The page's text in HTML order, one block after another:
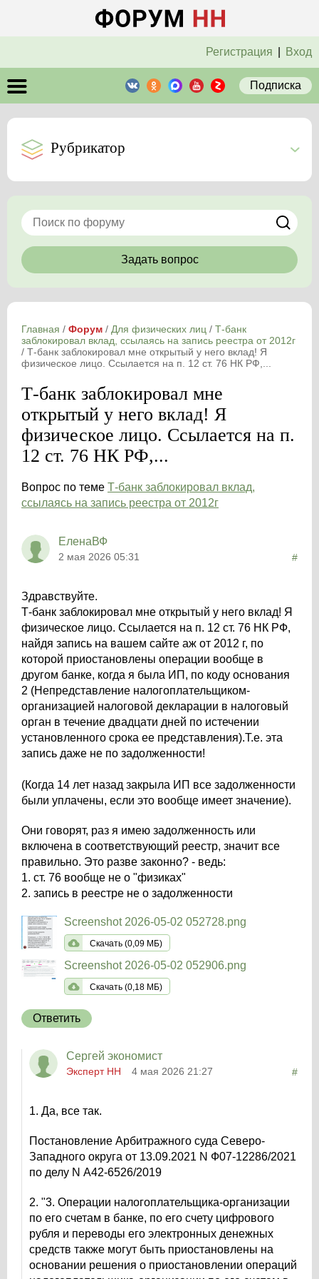
Регистрация Вход
Подписка
Рубрикатор
Задать вопрос
Главная / Форум / Для физических лиц / Т-банк
заблокировал вклад, ссылаясь на запись реестра от 2012г
/ Т-банк заблокировал мне открытый у него вклад! Я
физическое лицо. Ссылается на п. 12 ст. 76 НК РФ,...
Т-банк заблокировал мне
открытый у него вклад! Я
физическое лицо. Ссылается на п.
12 ст. 76 НК РФ,...
Вопрос по теме Т-банк заблокировал вклад,
ссылаясь на запись реестра от 2012г
ЕленаВФ
2 мая 2026 05:31 #
Здравствуйте.
Т-банк заблокировал мне открытый у него вклад! Я
физическое лицо. Ссылается на п. 12 ст. 76 НК РФ,
найдя запись на вашем сайте аж от 2012 г, по
которой приостановлены операции вообще в
другом банке, когда я была ИП, по коду основания
2 (Непредставление налогоплательщиком-
организацией налоговой декларации в налоговый
орган в течение двадцати дней по истечении
установленного срока ее представления).Т.е. эта
запись даже не по задолженности!
(Когда 14 лет назад закрыла ИП все задолженности
были уплачены, если это вообще имеет значение).
Они говорят, раз я имею задолженность или
включена в соответствующий реестр, значит все
правильно. Это разве законно? - ведь:
1. ст. 76 вообще не о "физиках"
2. запись в реестре не о задолженности
Screenshot 2026-05-02 052728.png
Скачать (0,09 МБ)
Screenshot 2026-05-02 052906.png
Скачать (0,18 МБ)
Ответить
Сергей экономист
Эксперт НН 4 мая 2026 21:27 #
1. Да, все так.
Постановление Арбитражного суда Северо-
Западного округа от 13.09.2021 N Ф07-12286/2021
по делу N А42-6526/2019
2. "3. Операции налогоплательщика-организации
по его счетам в банке, по его счету цифрового
рубля и переводы его электронных денежных
средств также могут быть приостановлены на
основании решения о приостановлении операций